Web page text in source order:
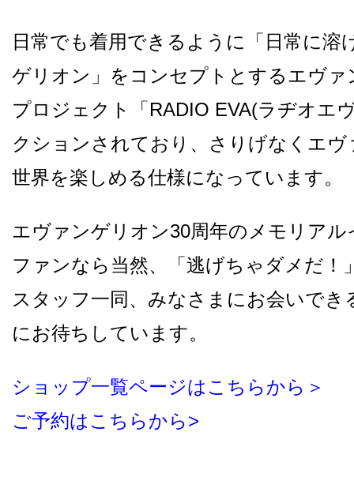
日常でも着用できるように「日常に溶
ゲリオン」をコンセプトとするエヴァ
プロジェクト「RADIO EVA(ラヂオエ
クションされており、さりげなくエ
世界を楽しめる仕様になっています。
エヴァンゲリオン30周年のメモリアル
ファンなら当然、「逃げちゃダメだ！
スタッフ一同、みなさまにお会いでき
にお待ちしています。
ショップ一覧ページはこちらから＞
ご予約はこちらから>